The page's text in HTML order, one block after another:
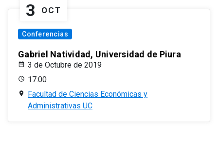
3 OCT
Conferencias
Gabriel Natividad, Universidad de Piura
3 de Octubre de 2019
17:00
Facultad de Ciencias Económicas y
Administrativas UC